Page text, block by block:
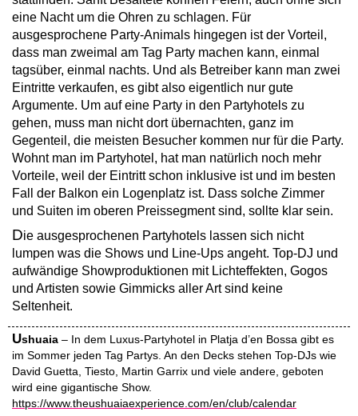
eine Nacht um die Ohren zu schlagen. Für
ausgesprochene Party-Animals hingegen ist der Vorteil,
dass man zweimal am Tag Party machen kann, einmal
tagsüber, einmal nachts. Und als Betreiber kann man zwei
Eintritte verkaufen, es gibt also eigentlich nur gute
Argumente. Um auf eine Party in den Partyhotels zu
gehen, muss man nicht dort übernachten, ganz im
Gegenteil, die meisten Besucher kommen nur für die Party.
Wohnt man im Partyhotel, hat man natürlich noch mehr
Vorteile, weil der Eintritt schon inklusive ist und im besten
Fall der Balkon ein Logenplatz ist. Dass solche Zimmer
und Suiten im oberen Preissegment sind, sollte klar sein.
Die ausgesprochenen Partyhotels lassen sich nicht
lumpen was die Shows und Line-Ups angeht. Top-DJ und
aufwändige Showproduktionen mit Lichteffekten, Gogos
und Artisten sowie Gimmicks aller Art sind keine
Seltenheit.
Ushuaia – In dem Luxus-Partyhotel in Platja d’en Bossa gibt es
im Sommer jeden Tag Partys. An den Decks stehen Top-DJs wie
David Guetta, Tiesto, Martin Garrix und viele andere, geboten
wird eine gigantische Show.
https://www.theushuaiaexperience.com/en/club/calendar